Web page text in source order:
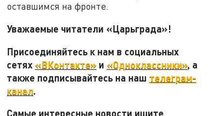
оставшимся на фронте.
Уважаемые читатели «Царьграда»!
Присоединяйтесь к нам в социальных
сетях «ВКонтакте» и «Одноклассники», а
также подписывайтесь на наш телеграм-
канал.
Самые интересные новости ищите